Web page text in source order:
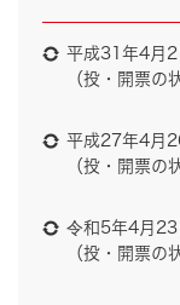
平成31年4月
（投・開票の
平成27年4月
（投・開票の
令和5年4月23
（投・開票の